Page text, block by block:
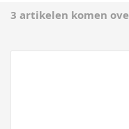
3 artikelen komen